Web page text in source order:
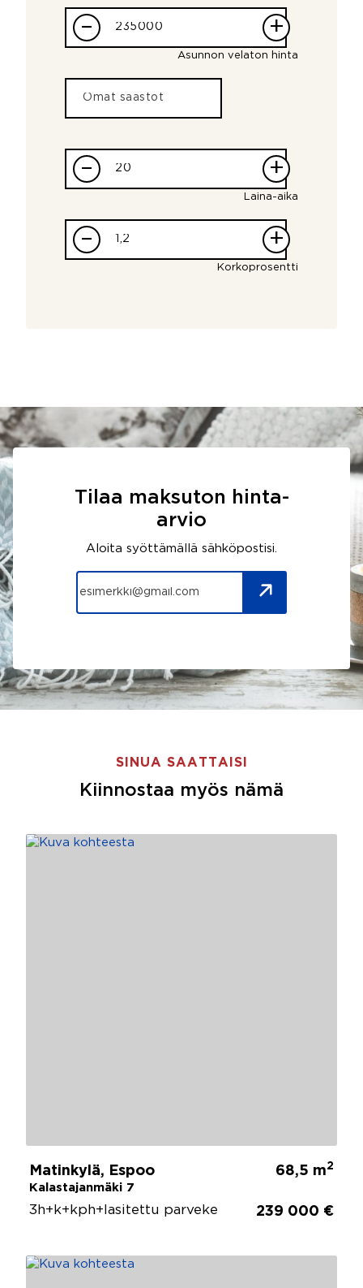
– +
Asunnon velaton hinta
– +
Laina-aika
– +
Korkoprosentti
Tilaa maksuton hinta-
arvio
Aloita syöttämällä sähköpostisi.
SINUA SAATTAISI
Kiinnostaa myös nämä
Matinkylä, Espoo
Kalastajanmäki 7
68,5 m2
3h+k+kph+lasitettu parveke 239 000 €